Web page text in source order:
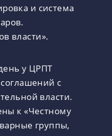
и система
власти».
у ЦРПТ
с
власти.
к «Честному
группы,